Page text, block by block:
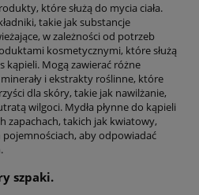
które służą do mycia ciała.
takie jak substancje
w zależności od potrzeb
kosmetycznymi, które służą
kąpieli. Mogą zawierać różne
i ekstrakty roślinne, które
dla skóry, takie jak nawilżanie,
wilgoci. Mydła płynne do kąpieli
zapachach, takich jak kwiatowy,
aby odpowiadać
szpaki.